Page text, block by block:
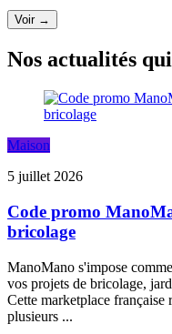
Voir →
Nos actualités
Maison
5 juillet 2026
Code promo
bricolage
ManoMano s'impose
vos projets de bricolage,
Cette marketplace française
plusieurs ...